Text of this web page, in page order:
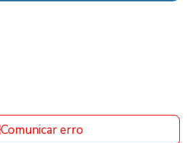
Comunicar erro